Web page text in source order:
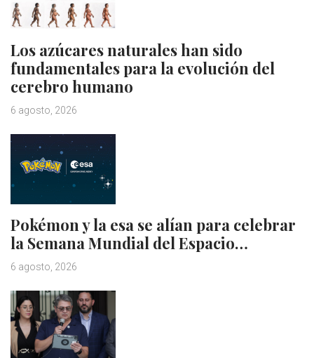
Los azúcares naturales han sido
fundamentales para la evolución del
cerebro humano
6 agosto, 2026
Pokémon y la esa se alían para celebrar
la Semana Mundial del Espacio…
6 agosto, 2026